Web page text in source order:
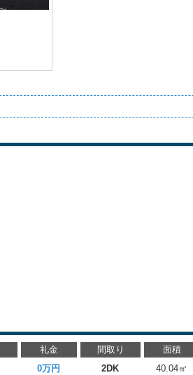
礼金 間取り 面積
0万円 2DK 40.04㎡